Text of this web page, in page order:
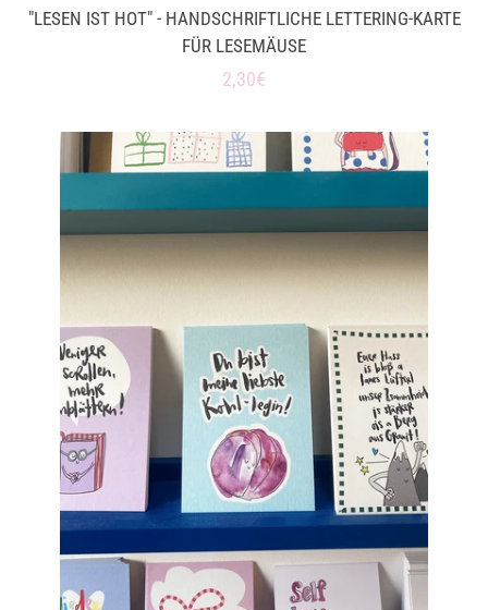
"LESEN IST HOT" - HANDSCHRIFTLICHE LETTERING-KARTE
FÜR LESEMÄUSE
Normaler
2,30€